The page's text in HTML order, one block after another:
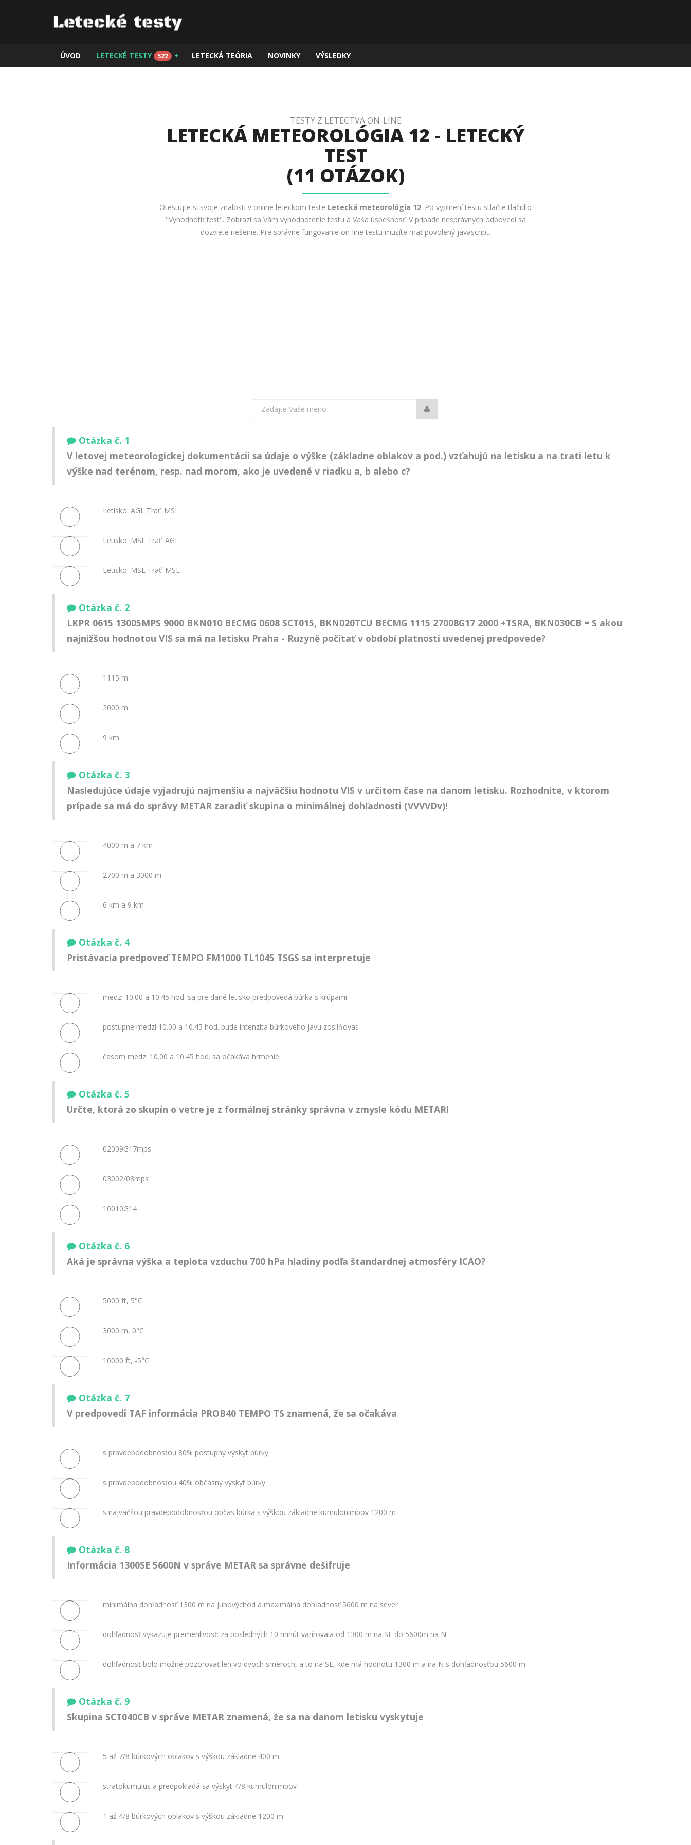
ÚVOD LETECKÉ TESTY 522 + LETECKÁ TEÓRIA NOVINKY VÝSLEDKY
TESTY Z LETECTVA ON-LINE
LETECKÁ METEOROLÓGIA 12 - LETECKÝ
TEST
(11 OTÁZOK)
Otestujte si svoje znalosti v online leteckom teste Letecká meteorológia 12. Po vyplnení testu stlačte tlačidlo
"Vyhodnotiť test". Zobrazí sa Vám vyhodnotenie testu a Vaša úspešnosť. V prípade nesprávnych odpovedí sa
dozviete riešenie. Pre správne fungovanie on-line testu musíte mať povolený javascript.
Vaše
meno:
Otázka č. 1
V letovej meteorologickej dokumentácii sa údaje o výške (základne oblakov a pod.) vzťahujú na letisku a na trati letu k
výške nad terénom, resp. nad morom, ako je uvedené v riadku a, b alebo c?
Letisko: AGL Trať: MSL
Letisko: MSL Trať: AGL
Letisko: MSL Trať: MSL
Otázka č. 2
LKPR 0615 13005MPS 9000 BKN010 BECMG 0608 SCT015, BKN020TCU BECMG 1115 27008G17 2000 +TSRA, BKN030CB = S akou
najnižšou hodnotou VIS sa má na letisku Praha - Ruzyně počítať v období platnosti uvedenej predpovede?
1115 m
2000 m
9 km
Otázka č. 3
Nasledujúce údaje vyjadrujú najmenšiu a najväčšiu hodnotu VIS v určitom čase na danom letisku. Rozhodnite, v ktorom
prípade sa má do správy METAR zaradiť skupina o minimálnej dohľadnosti (VVVVDv)!
4000 m a 7 km
2700 m a 3000 m
6 km a 9 km
Otázka č. 4
Pristávacia predpoveď TEMPO FM1000 TL1045 TSGS sa interpretuje
medzi 10.00 a 10.45 hod. sa pre dané letisko predpovedá búrka s krúpami
postupne medzi 10.00 a 10.45 hod. bude intenzita búrkového javu zosilňovať
časom medzi 10.00 a 10.45 hod. sa očakáva hrmenie
Otázka č. 5
Určte, ktorá zo skupín o vetre je z formálnej stránky správna v zmysle kódu METAR!
02009G17mps
03002/08mps
10010G14
Otázka č. 6
Aká je správna výška a teplota vzduchu 700 hPa hladiny podľa štandardnej atmosféry ICAO?
5000 ft, 5°C
3000 m, 0°C
10000 ft, -5°C
Otázka č. 7
V predpovedi TAF informácia PROB40 TEMPO TS znamená, že sa očakáva
s pravdepodobnosťou 80% postupný výskyt búrky
s pravdepodobnosťou 40% občasný výskyt búrky
s najväčšou pravdepodobnosťou občas búrka s výškou základne kumulonimbov 1200 m
Otázka č. 8
Informácia 1300SE 5600N v správe METAR sa správne dešifruje
minimálna dohľadnosť 1300 m na juhovýchod a maximálna dohľadnosť 5600 m na sever
dohľadnosť vykazuje premenlivosť: za posledných 10 minút varírovala od 1300 m na SE do 5600m na N
dohľadnosť bolo možné pozorovať len vo dvoch smeroch, a to na SE, kde má hodnotu 1300 m a na N s dohľadnosťou 5600 m
Otázka č. 9
Skupina SCT040CB v správe METAR znamená, že sa na danom letisku vyskytuje
5 až 7/8 búrkových oblakov s výškou základne 400 m
stratokumulus a predpokladá sa výskyt 4/8 kumulonimbov
1 až 4/8 búrkových oblakov s výškou základne 1200 m